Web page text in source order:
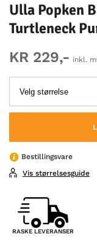
Ulla Popken
Turtleneck
KR 229,- inkl.
Bestillingsvare
Vis størrelsesguide
RASKE LEVERANSER